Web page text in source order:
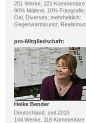
251 Werke, 122 Kommentare
90% Malerei, 10% Fotografie;
Oel, Diverses; mehrheitlich:
Gegenwartskunst, Realismus
pro-Mitgliedschaft:
Heike Bender
Deutschland, seit 2010
144 Werke, 118 Kommentare